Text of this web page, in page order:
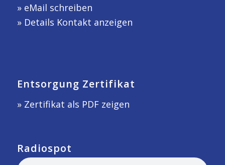
» eMail schreiben
» Details Kontakt anzeigen
Entsorgung Zertifikat
» Zertifikat als PDF zeigen
Radiospot